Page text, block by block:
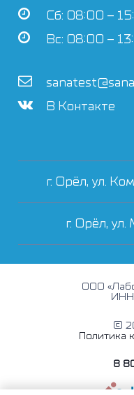
Сб: 08:00 –
Вс: 08:00 –
В Контакте
г. Орёл, ул.
г. Орёл, ул.
ООО
ИНН
©
Политика
8